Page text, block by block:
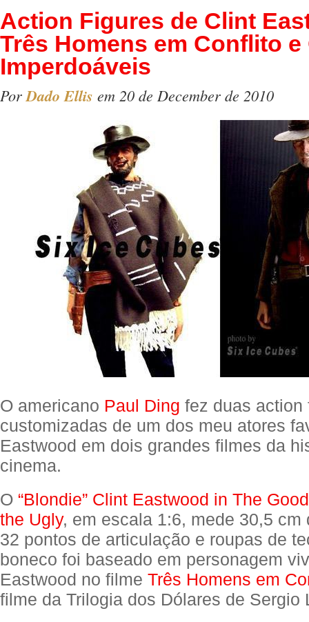
Action Figures de Clint
Três Homens em Conflito e
Imperdoáveis
Por Dado Ellis em 20 de December de 2010
O americano Paul Ding fez duas action
customizadas de um dos meu atores
Eastwood em dois grandes filmes da
cinema.
O “Blondie” Clint Eastwood in The
the Ugly, em escala 1:6, mede 30,5 cm
32 pontos de articulação e roupas de
boneco foi baseado em personagem
Eastwood no filme Três Homens em
filme da Trilogia dos Dólares de Sergio